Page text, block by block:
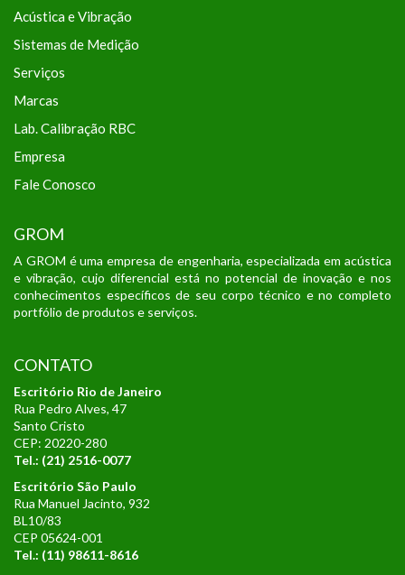
Acústica e Vibração
Sistemas de Medição
Serviços
Marcas
Lab. Calibração RBC
Empresa
Fale Conosco
GROM
A GROM é uma empresa de engenharia, especializada em acústica
e vibração, cujo diferencial está no potencial de inovação e nos
conhecimentos específicos de seu corpo técnico e no completo
portfólio de produtos e serviços.
CONTATO
Escritório Rio de Janeiro
Rua Pedro Alves, 47
Santo Cristo
CEP: 20220-280
Tel.: (21) 2516-0077
Escritório São Paulo
Rua Manuel Jacinto, 932
BL10/83
CEP 05624-001
Tel.: (11) 98611-8616